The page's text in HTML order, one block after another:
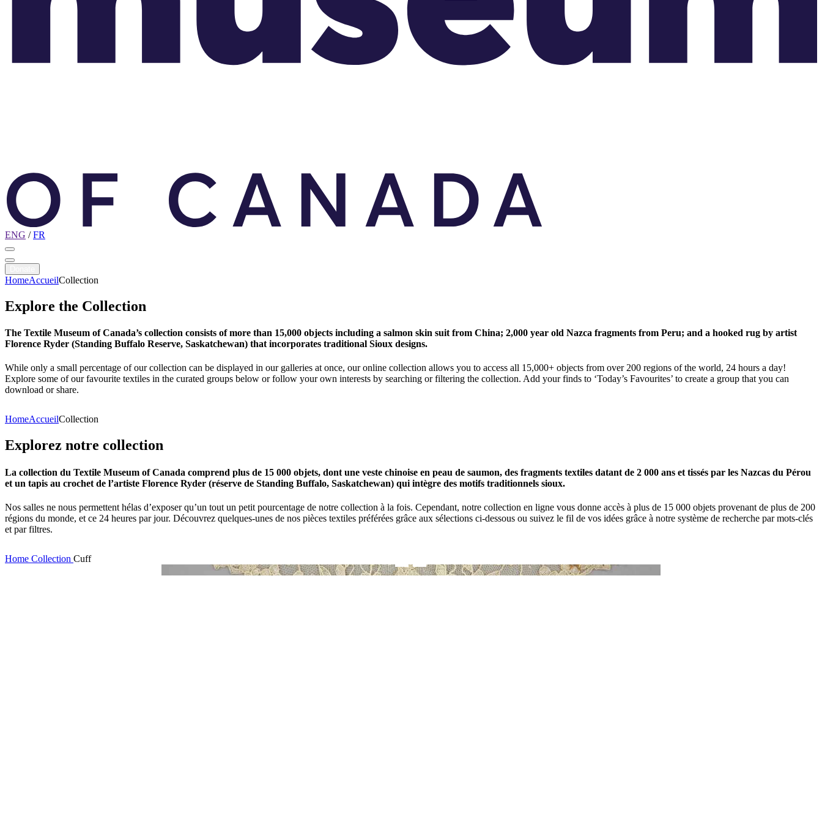
ENG /FR
HomeAccueilCollection
Explore the Collection
The Textile Museum of Canada’s collection consists of more than 15,000 objects including a salmon skin suit from China; 2,000 year old Nazca fragments from Peru; and a hooked rug by artist
Florence Ryder (Standing Buffalo Reserve, Saskatchewan) that incorporates traditional Sioux designs.
While only a small percentage of our collection can be displayed in our galleries at once, our online collection allows you to access all 15,000+ objects from over 200 regions of the world, 24 hours a day!
Explore some of our favourite textiles in the curated groups below or follow your own interests by searching or filtering the collection. Add your finds to ‘Today’s Favourites’ to create a group that you can
download or share.
HomeAccueilCollection
Explorez notre collection
La collection du Textile Museum of Canada comprend plus de 15 000 objets, dont une veste chinoise en peau de saumon, des fragments textiles datant de 2 000 ans et tissés par les Nazcas du Pérou
et un tapis au crochet de l’artiste Florence Ryder (réserve de Standing Buffalo, Saskatchewan) qui intègre des motifs traditionnels sioux.
Nos salles ne nous permettent hélas d’exposer qu’un tout un petit pourcentage de notre collection à la fois. Cependant, notre collection en ligne vous donne accès à plus de 15 000 objets provenant de plus de 200
régions du monde, et ce 24 heures par jour. Découvrez quelques-unes de nos pièces textiles préférées grâce aux sélections ci-dessous ou suivez le fil de vos idées grâce à notre système de recherche par mots-clés
et par filtres.
Home Collection Cuff